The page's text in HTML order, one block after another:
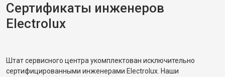
Сертификаты инженеров
Electrolux
Штат сервисного центра укомплектован исключительно
сертифицированными инженерами Electrolux. Наши